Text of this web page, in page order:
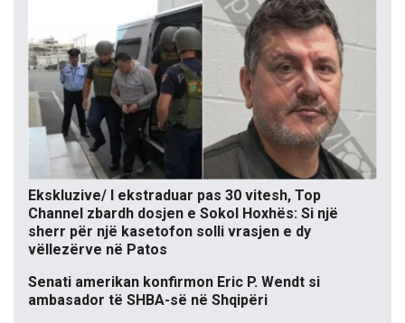
Ekskluzive/ I ekstraduar pas 30 vitesh, Top
Channel zbardh dosjen e Sokol Hoxhës: Si një
sherr për një kasetofon solli vrasjen e dy
vëllezërve në Patos
Senati amerikan konfirmon Eric P. Wendt si
ambasador të SHBA-së në Shqipëri